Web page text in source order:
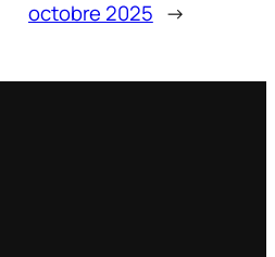
octobre 2025 →